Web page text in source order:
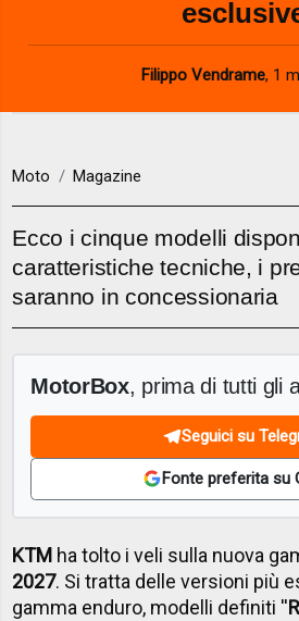
Filippo Vendrame, 1
Moto Magazine
Ecco i cinque modelli
caratteristiche tecniche, i
saranno in concessionaria
MotorBox, prima di tutti gli
Seguici su
Fonte preferita su
KTM ha tolto i veli sulla nuova
2027. Si tratta delle versioni più
gamma enduro, modelli definiti ''